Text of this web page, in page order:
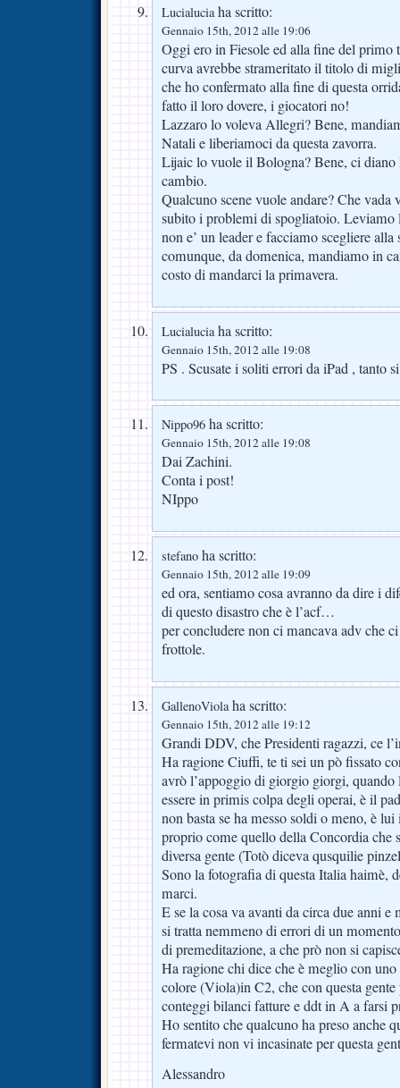
Lucialuciaha scritto:
Gennaio 15th, 2012 alle 19:06
Oggi ero in Fiesole ed alla fine del primo
curva avrebbe strameritato il titolo di
che ho confermato alla fine di questa
fatto il loro dovere, i giocatori no!
Lazzaro lo voleva Allegri? Bene,
Natali e liberiamoci da questa zavorra.
Lijaic lo vuole il Bologna? Bene, ci
cambio.
Qualcuno scene vuole andare? Che
subito i problemi di spogliatoio. Leviamo
non e’ un leader e facciamo scegliere
comunque, da domenica, mandiamo in
costo di mandarci la primavera.
Lucialuciaha scritto:
Gennaio 15th, 2012 alle 19:08
PS . Scusate i soliti errori da iPad , tanto
Nippo96 ha scritto:
Gennaio 15th, 2012 alle 19:08
Dai Zachini.
Conta i post!
NIppo
stefano ha scritto:
Gennaio 15th, 2012 alle 19:09
ed ora, sentiamo cosa avranno da dire i
di questo disastro che è l’acf…
per concludere non ci mancava adv che
frottole.
GallenoViolaha scritto:
Gennaio 15th, 2012 alle 19:12
Grandi DDV, che Presidenti ragazzi, ce
Ha ragione Ciuffi, te ti sei un pò fissato
avrò l’appoggio di giorgio giorgi, quando
essere in primis colpa degli operai, è il
non basta se ha messo soldi o meno, è
proprio come quello della Concordia che
diversa gente (Totò diceva qusquilie
Sono la fotografia di questa Italia haimè,
marci.
E se la cosa va avanti da circa due anni
si tratta nemmeno di errori di un
di premeditazione, a che prò non si
Ha ragione chi dice che è meglio con
colore (Viola)in C2, che con questa
conteggi bilanci fatture e ddt in A a farsi
Ho sentito che qualcuno ha preso anche
fermatevi non vi incasinate per questa
Alessandro